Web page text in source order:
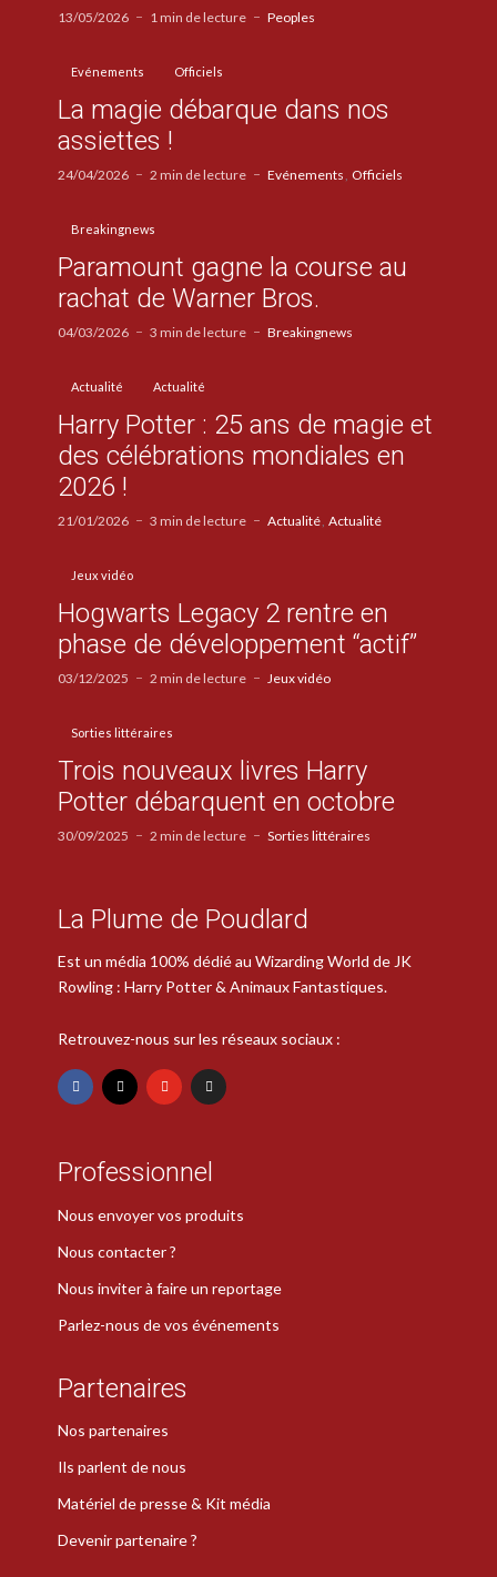
13/05/2026 1 min de lecture Peoples
Evénements Officiels
La magie débarque dans nos
assiettes !
24/04/2026 2 min de lecture Evénements Officiels
Breakingnews
Paramount gagne la course au
rachat de Warner Bros.
04/03/2026 3 min de lecture Breakingnews
Actualité Actualité
Harry Potter : 25 ans de magie et
des célébrations mondiales en
2026 !
21/01/2026 3 min de lecture Actualité Actualité
Jeux vidéo
Hogwarts Legacy 2 rentre en
phase de développement “actif”
03/12/2025 2 min de lecture Jeux vidéo
Sorties littéraires
Trois nouveaux livres Harry
Potter débarquent en octobre
30/09/2025 2 min de lecture Sorties littéraires
La Plume de Poudlard
Est un média 100% dédié au Wizarding World de JK
Rowling : Harry Potter & Animaux Fantastiques.
Retrouvez-nous sur les réseaux sociaux :
Professionnel
Nous envoyer vos produits
Nous contacter ?
Nous inviter à faire un reportage
Parlez-nous de vos événements
Partenaires
Nos partenaires
Ils parlent de nous
Matériel de presse & Kit média
Devenir partenaire ?